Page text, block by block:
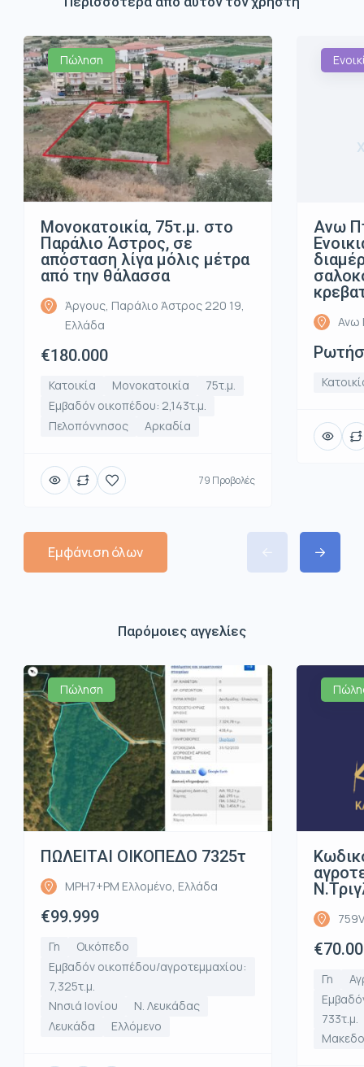
Πώληση
Μονοκατοικία, 75τ.μ. στο
Παράλιο Άστρος, σε
απόσταση λίγα μόλις μέτρα
από την θάλασσα
Άργους, Παράλιο Άστρος 220 19,
Ελλάδα
€180.000
Κατοικία Μονοκατοικία
75τ.μ.
Εμβαδόν οικοπέδου: 2,143τ.μ.
Πελοπόννησος
Αρκαδία
79 Προβολές
Ανω
Ανω
Εμφάνιση όλων
Παρόμοιες αγγελίες
Πώληση
ΠΩΛΕΙΤΑΙ ΟΙΚΟΠΕΔΟ 7325τ
MPH7+PM Ελλομένο, Ελλάδα
€99.999
Γη
Οικόπεδο
Εμβαδόν οικοπέδου/αγροτεμμαχίου:
7,325τ.μ.
Νησιά Ιονίου
Ν. Λευκάδας
Λευκάδα
Ελλόμενο
Γη
733τ.μ.